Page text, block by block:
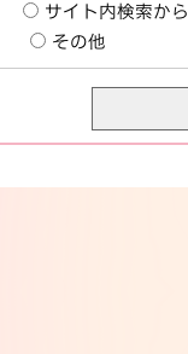
サイト内検索から
その他